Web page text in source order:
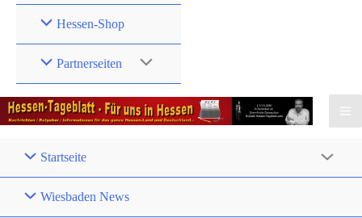
Hessen-Shop
Partnerseiten
Startseite
Wiesbaden News